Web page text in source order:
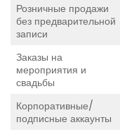
Розничные продажи
без предварительной
записи
Заказы на
мероприятия и
свадьбы
Корпоративные/
подписные аккаунты